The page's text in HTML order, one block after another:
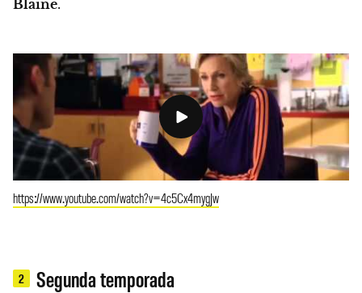
Blaine.
https://www.youtube.com/watch?v=4c5Cx4mygJw
2 Segunda temporada